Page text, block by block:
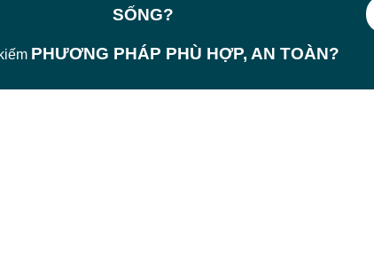
SỐNG?
PHƯƠNG PHÁP PHÙ HỢP, AN TOÀN?